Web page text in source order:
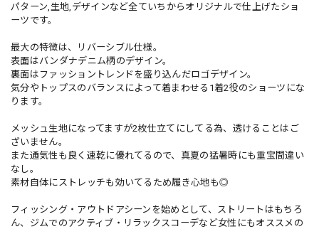
パターン,生地,デザインなど全ていちからオリジナルで仕上げたショ
ーツです。
最大の特徴は、リバーシブル仕様。
表面はバンダナデニム柄のデザイン。
裏面はファッショントレンドを盛り込んだロゴデザイン。
気分やトップスのバランスによって着まわせる1着2役のショーツにな
ります。
メッシュ生地になってますが2枚仕立てにしてる為、透けることはご
ざいません。
また通気性も良く速乾に優れてるので、真夏の猛暑時にも重宝間違い
なし。
素材自体にストレッチも効いてるため履き心地も◎
フィッシング・アウトドアシーンを始めとして、ストリートはもちろ
ん、ジムでのアクティブ・リラックスコーデなど女性にもオススメの